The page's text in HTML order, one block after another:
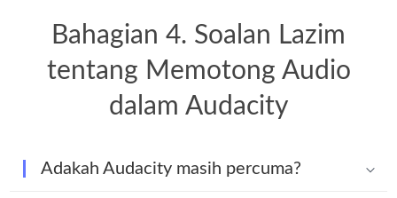
Bahagian 4. Soalan Lazim
tentang Memotong Audio
dalam Audacity
Adakah Audacity masih percuma?